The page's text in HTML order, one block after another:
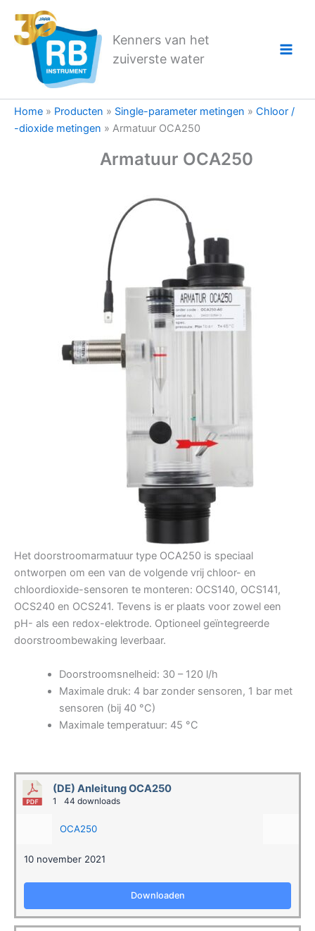
naar
Kenners van het
zuiverste water
Home » Producten » Single-parameter metingen » Chloor /
-dioxide metingen » Armatuur OCA250
Armatuur OCA250
Het doorstroomarmatuur type OCA250 is speciaal
ontworpen om een van de volgende vrij chloor- en
chloordioxide-sensoren te monteren: OCS140, OCS141,
OCS240 en OCS241. Tevens is er plaats voor zowel een
pH- als een redox-elektrode. Optioneel geïntegreerde
doorstroombewaking leverbaar.
Doorstroomsnelheid: 30 – 120 l/h
Maximale druk: 4 bar zonder sensoren, 1 bar met
sensoren (bij 40 °C)
Maximale temperatuur: 45 °C
(DE) Anleitung OCA250
1 44 downloads
OCA250
10 november 2021
Downloaden